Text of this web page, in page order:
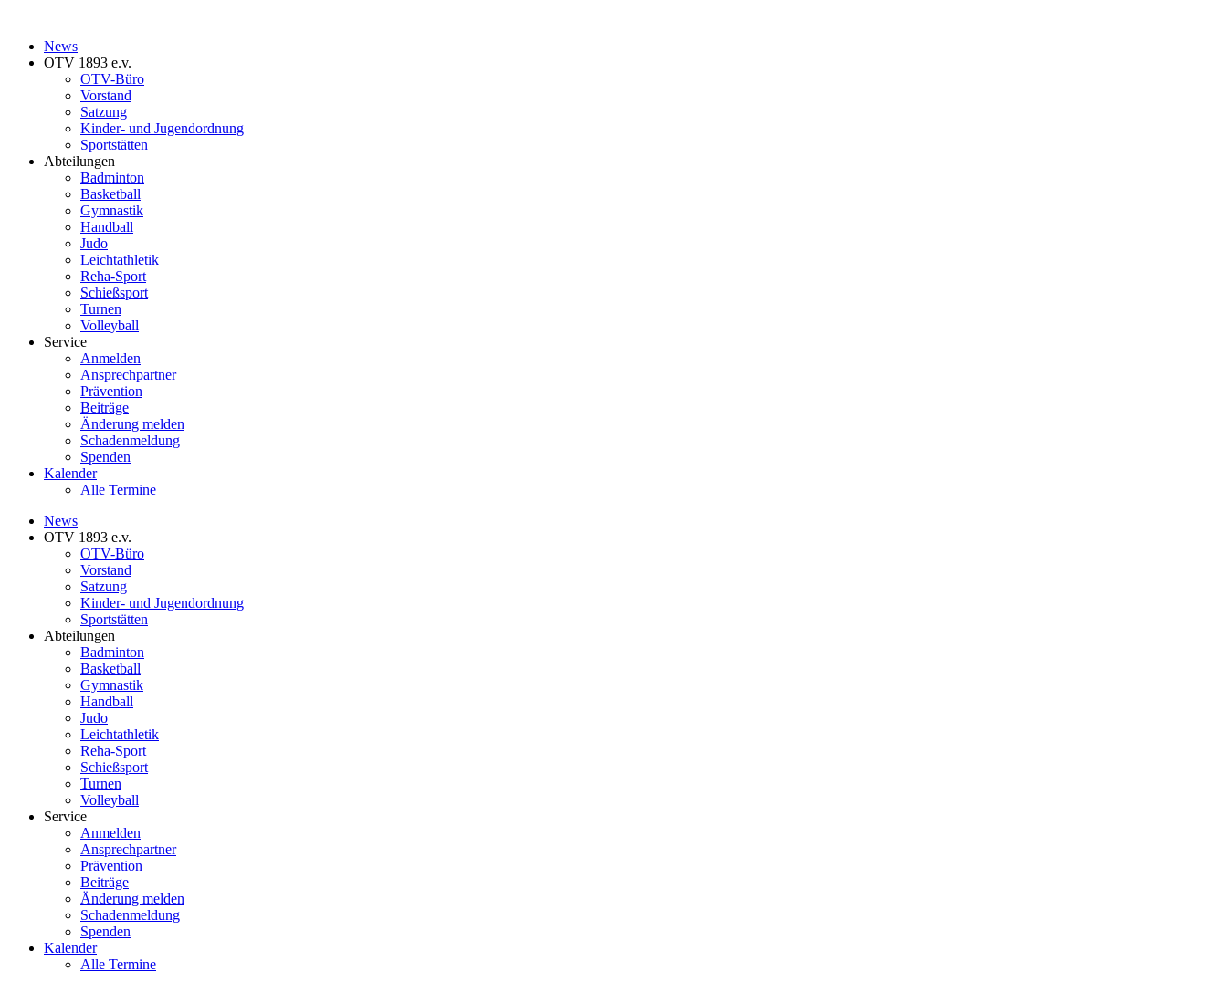
News
OTV 1893 e.v.
OTV-Büro
Vorstand
Satzung
Kinder- und Jugendordnung
Sportstätten
Abteilungen
Badminton
Basketball
Gymnastik
Handball
Judo
Leichtathletik
Reha-Sport
Schießsport
Turnen
Volleyball
Service
Anmelden
Ansprechpartner
Prävention
Beiträge
Änderung melden
Schadenmeldung
Spenden
Kalender
Alle Termine
News
OTV 1893 e.v.
OTV-Büro
Vorstand
Satzung
Kinder- und Jugendordnung
Sportstätten
Abteilungen
Badminton
Basketball
Gymnastik
Handball
Judo
Leichtathletik
Reha-Sport
Schießsport
Turnen
Volleyball
Service
Anmelden
Ansprechpartner
Prävention
Beiträge
Änderung melden
Schadenmeldung
Spenden
Kalender
Alle Termine